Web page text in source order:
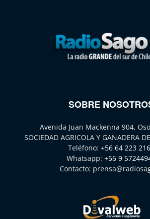
SOBRE
Avenida Juan Mackenna 904,
SOCIEDAD AGRICOLA Y GANADERA
Teléfono: +56 64 223
Whatsapp: +56 9
Contacto: